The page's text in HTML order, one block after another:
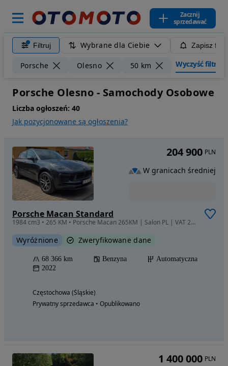
Zacznij
sprzedawać
Filtruj Wybrane dla Ciebie Zapisz
Porsche Olesno 50 km Wyczyść filtry
Porsche Olesno - Samochody Osobowe
Liczba ogłoszeń: 40
Jak pozycjonowane są ogłoszenia?
Porsche Macan Standard
1984 cm3 • 265 KM • Porsche Macan 265KM | Salon PL | VAT 23% | Bezwypadkowy | 1 Właściciel
Wyróżnione Zweryfikowane dane
68 366 km Benzyna
Automatyczna
2022
Częstochowa (Śląskie)
Prywatny sprzedawca • Opublikowano
204 900 PLN
W granicach średniej
1 400 000 PLN